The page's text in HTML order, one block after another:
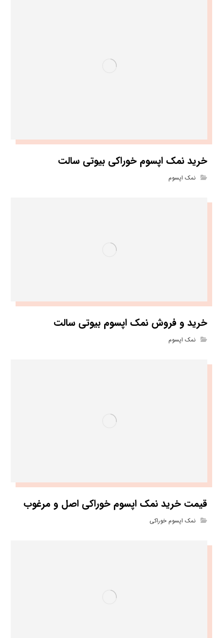
خرید نمک اپسوم خوراکی بیوتی سالت
نمک اپسوم
خرید و فروش نمک اپسوم بیوتی سالت
نمک اپسوم
قیمت خرید نمک اپسوم خوراکی اصل و مرغوب
نمک اپسوم خوراکی